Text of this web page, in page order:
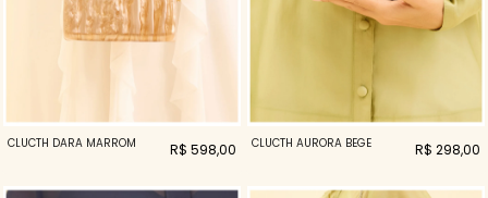
CLUCTH DARA MARROM R$ 598,00 CLUCTH AURORA BEGE R$ 298,00